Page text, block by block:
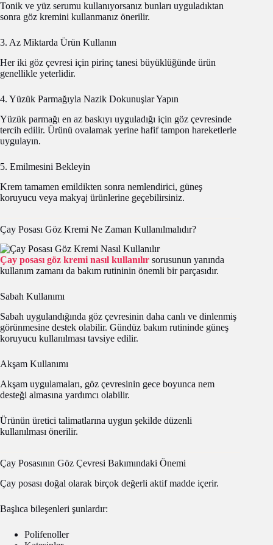
Tonik ve yüz serumu kullanıyorsanız bunları uyguladıktan
sonra göz kremini kullanmanız önerilir.
3. Az Miktarda Ürün Kullanın
Her iki göz çevresi için pirinç tanesi büyüklüğünde ürün
genellikle yeterlidir.
4. Yüzük Parmağıyla Nazik Dokunuşlar Yapın
Yüzük parmağı en az baskıyı uyguladığı için göz çevresinde
tercih edilir. Ürünü ovalamak yerine hafif tampon hareketlerle
uygulayın.
5. Emilmesini Bekleyin
Krem tamamen emildikten sonra nemlendirici, güneş
koruyucu veya makyaj ürünlerine geçebilirsiniz.
Çay Posası Göz Kremi Ne Zaman Kullanılmalıdır?
Çay posası göz kremi nasıl kullanılır sorusunun yanında
kullanım zamanı da bakım rutininin önemli bir parçasıdır.
Sabah Kullanımı
Sabah uygulandığında göz çevresinin daha canlı ve dinlenmiş
görünmesine destek olabilir. Gündüz bakım rutininde güneş
koruyucu kullanılması tavsiye edilir.
Akşam Kullanımı
Akşam uygulamaları, göz çevresinin gece boyunca nem
desteği almasına yardımcı olabilir.
Ürünün üretici talimatlarına uygun şekilde düzenli
kullanılması önerilir.
Çay Posasının Göz Çevresi Bakımındaki Önemi
Çay posası doğal olarak birçok değerli aktif madde içerir.
Başlıca bileşenleri şunlardır:
Polifenoller